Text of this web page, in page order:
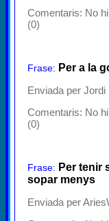
Comentaris: No
(0)
Frase: Per a la
Enviada per Jordi
Comentaris: No
(0)
Frase: Per tenir
sopar menys
Enviada per